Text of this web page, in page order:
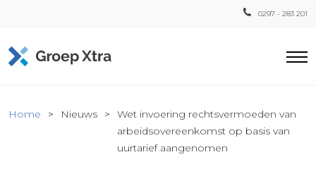
0297 - 283 201
Home Nieuws
Wet invoering rechtsvermoeden van
arbeidsovereenkomst op basis van
uurtarief aangenomen